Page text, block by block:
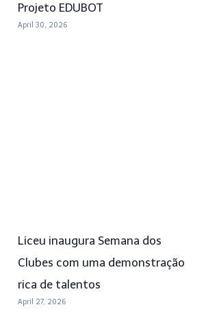
Projeto EDUBOT
April 30, 2026
Liceu inaugura Semana dos
Clubes com uma demonstração
rica de talentos
April 27, 2026